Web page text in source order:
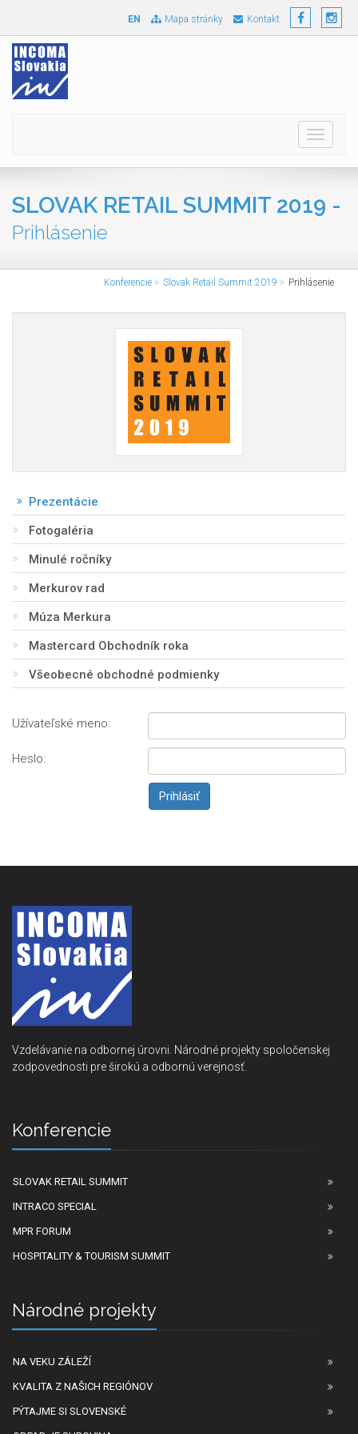
EN Mapa stránky Kontakt
Toggle
SLOVAK RETAIL SUMMIT 2019 -
Prihlásenie
Konferencie Slovak Retail Summit 2019 Prihlásenie
Prezentácie
Fotogaléria
Minulé ročníky
Merkurov rad
Múza Merkura
Mastercard Obchodník roka
Všeobecné obchodné podmienky
Užívateľské meno:
Heslo:
Vzdelávanie na odbornej úrovni. Národné projekty spoločenskej
zodpovednosti pre širokú a odbornú verejnosť.
Konferencie
SLOVAK RETAIL SUMMIT
INTRACO SPECIAL
MPR FORUM
HOSPITALITY & TOURISM SUMMIT
Národné projekty
NA VEKU ZÁLEŽÍ
KVALITA Z NAŠICH REGIÓNOV
PÝTAJME SI SLOVENSKÉ